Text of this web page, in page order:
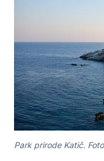
Park prirode Katič.